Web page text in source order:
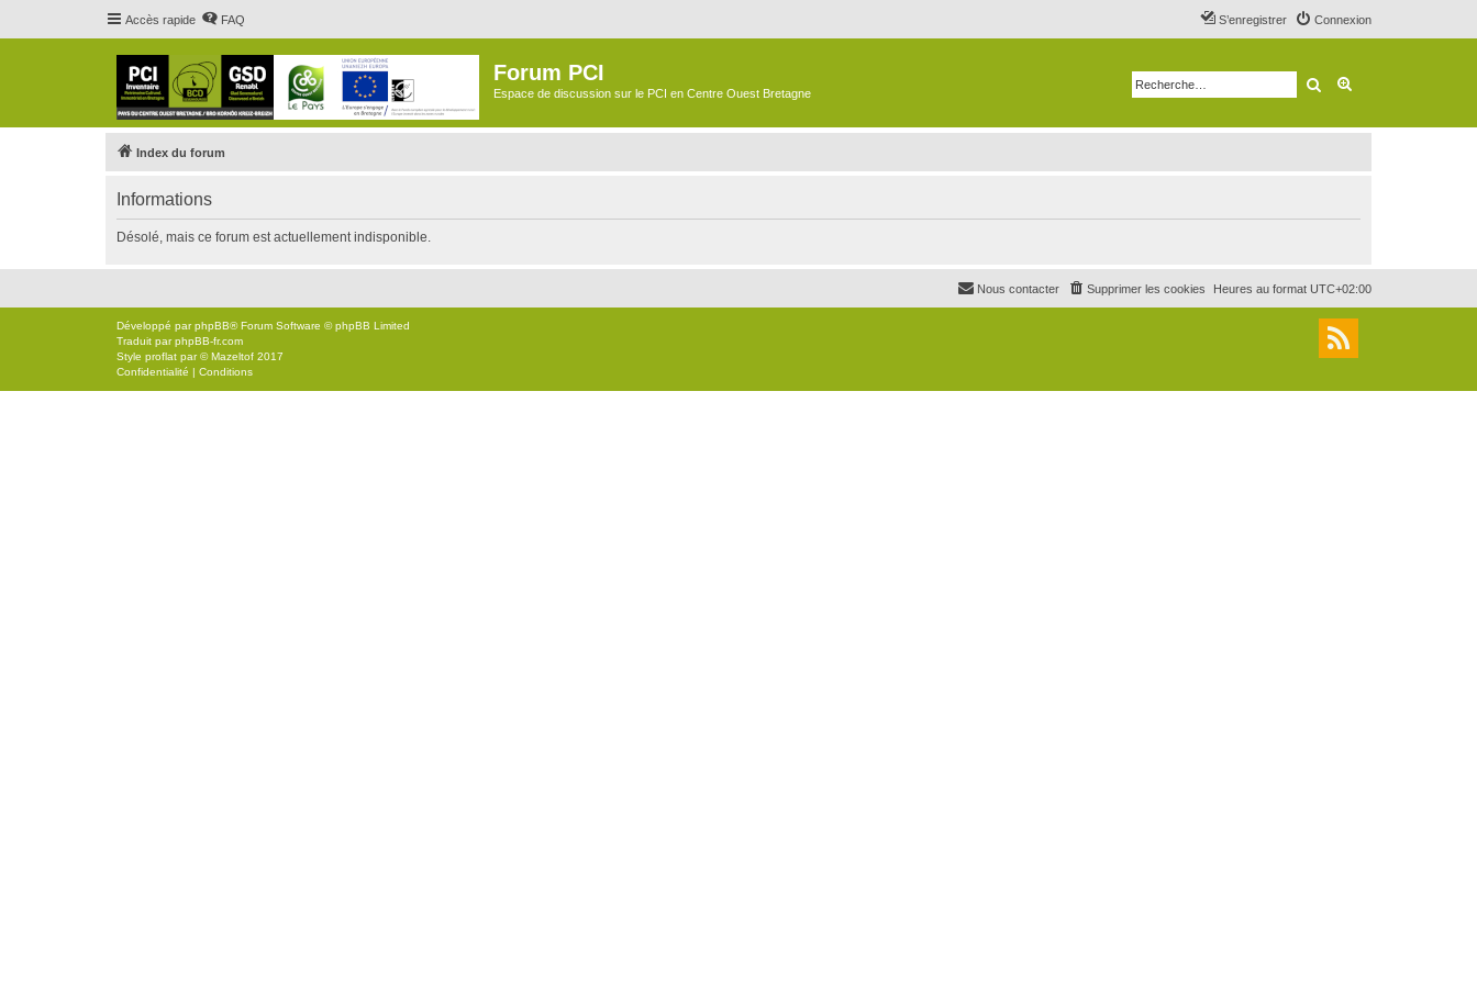
Accès rapide FAQ Connexion
S’enregistrer
Forum PCI
Espace de discussion sur le PCI en Centre Ouest Bretagne Rechercher
Index du forum
Informations
Désolé, mais ce forum est actuellement indisponible.
Heures au format UTC+02:00
Supprimer les cookies
Nous contacter
Développé parphpBB® Forum Software © phpBB Limited
Traduit parphpBB-fr.com
Style proflat par ©Mazeltof 2017
Confidentialité | Conditions